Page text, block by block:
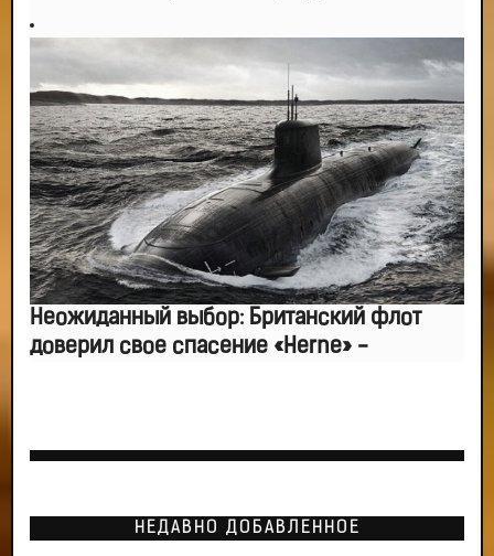
Неожиданный выбор: Британский флот
доверил свое спасение «Herne» -
НЕДАВНО ДОБАВЛЕННОЕ